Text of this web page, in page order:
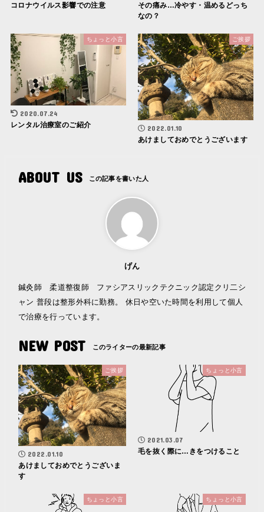
コロナウイルス影響での注意
その痛み…冷やす・温めるどっち
なの？
ちょっと小言
2020.07.24
レンタル治療室のご紹介
ご挨拶
2022.01.10
あけましておめでとうございます
ABOUT US
げん
鍼灸師 柔道整復師 ファシアスリックテクニック認定クリ二シ
ャン 普段は整形外科に勤務。 休日や空いた時間を利用して個人
で治療を行っています。
NEW POST
ご挨拶
2022.01.10
あけましておめでとうございま
す
ちょっと小言
2021.03.07
毛を抜く際に…きをつけること
ちょっと小言 ちょっと小言